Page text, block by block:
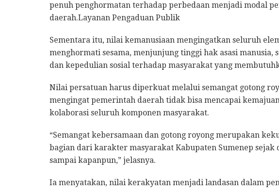
penuh penghormatan terhadap perbedaan menjadi modal
daerah.Layanan Pengaduan Publik
Sementara itu, nilai kemanusiaan mengingatkan seluruh
menghormati sesama, menjunjung tinggi hak asasi manusia,
dan kepedulian sosial terhadap masyarakat yang
Nilai persatuan harus diperkuat melalui semangat gotong
mengingat pemerintah daerah tidak bisa mencapai
kolaborasi seluruh komponen masyarakat.
“Semangat kebersamaan dan gotong royong merupakan
bagian dari karakter masyarakat Kabupaten Sumenep
sampai kapanpun,” jelasnya.
Ia menyatakan, nilai kerakyatan menjadi landasan dalam